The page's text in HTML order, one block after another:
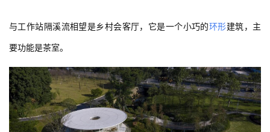
与工作站隔溪流相望是乡村会客厅，它是一个小巧的环形建筑，主
要功能是茶室。